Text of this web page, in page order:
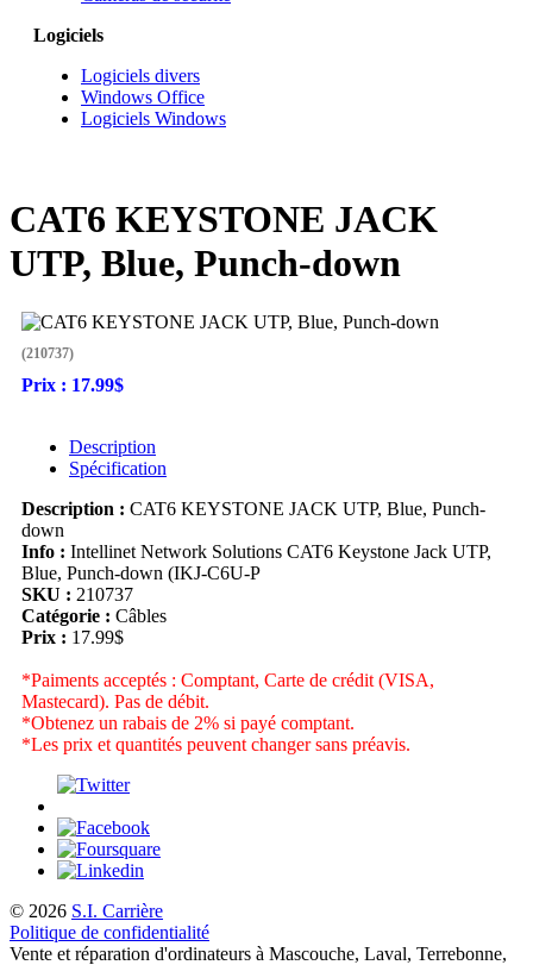
Logiciels
Logiciels divers
Windows Office
Logiciels Windows
CAT6 KEYSTONE JACK
UTP, Blue, Punch-down
(210737)
Prix : 17.99$
Description
Spécification
Description : CAT6 KEYSTONE JACK UTP, Blue, Punch-
down
Info : Intellinet Network Solutions CAT6 Keystone Jack UTP,
Blue, Punch-down (IKJ-C6U-P
SKU : 210737
Catégorie : Câbles
Prix : 17.99$
*Paiments acceptés : Comptant, Carte de crédit (VISA,
Mastecard). Pas de débit.
*Obtenez un rabais de 2% si payé comptant.
*Les prix et quantités peuvent changer sans préavis.
© 2026 S.I. Carrière
Politique de confidentialité
Vente et réparation d'ordinateurs à Mascouche, Laval, Terrebonne,